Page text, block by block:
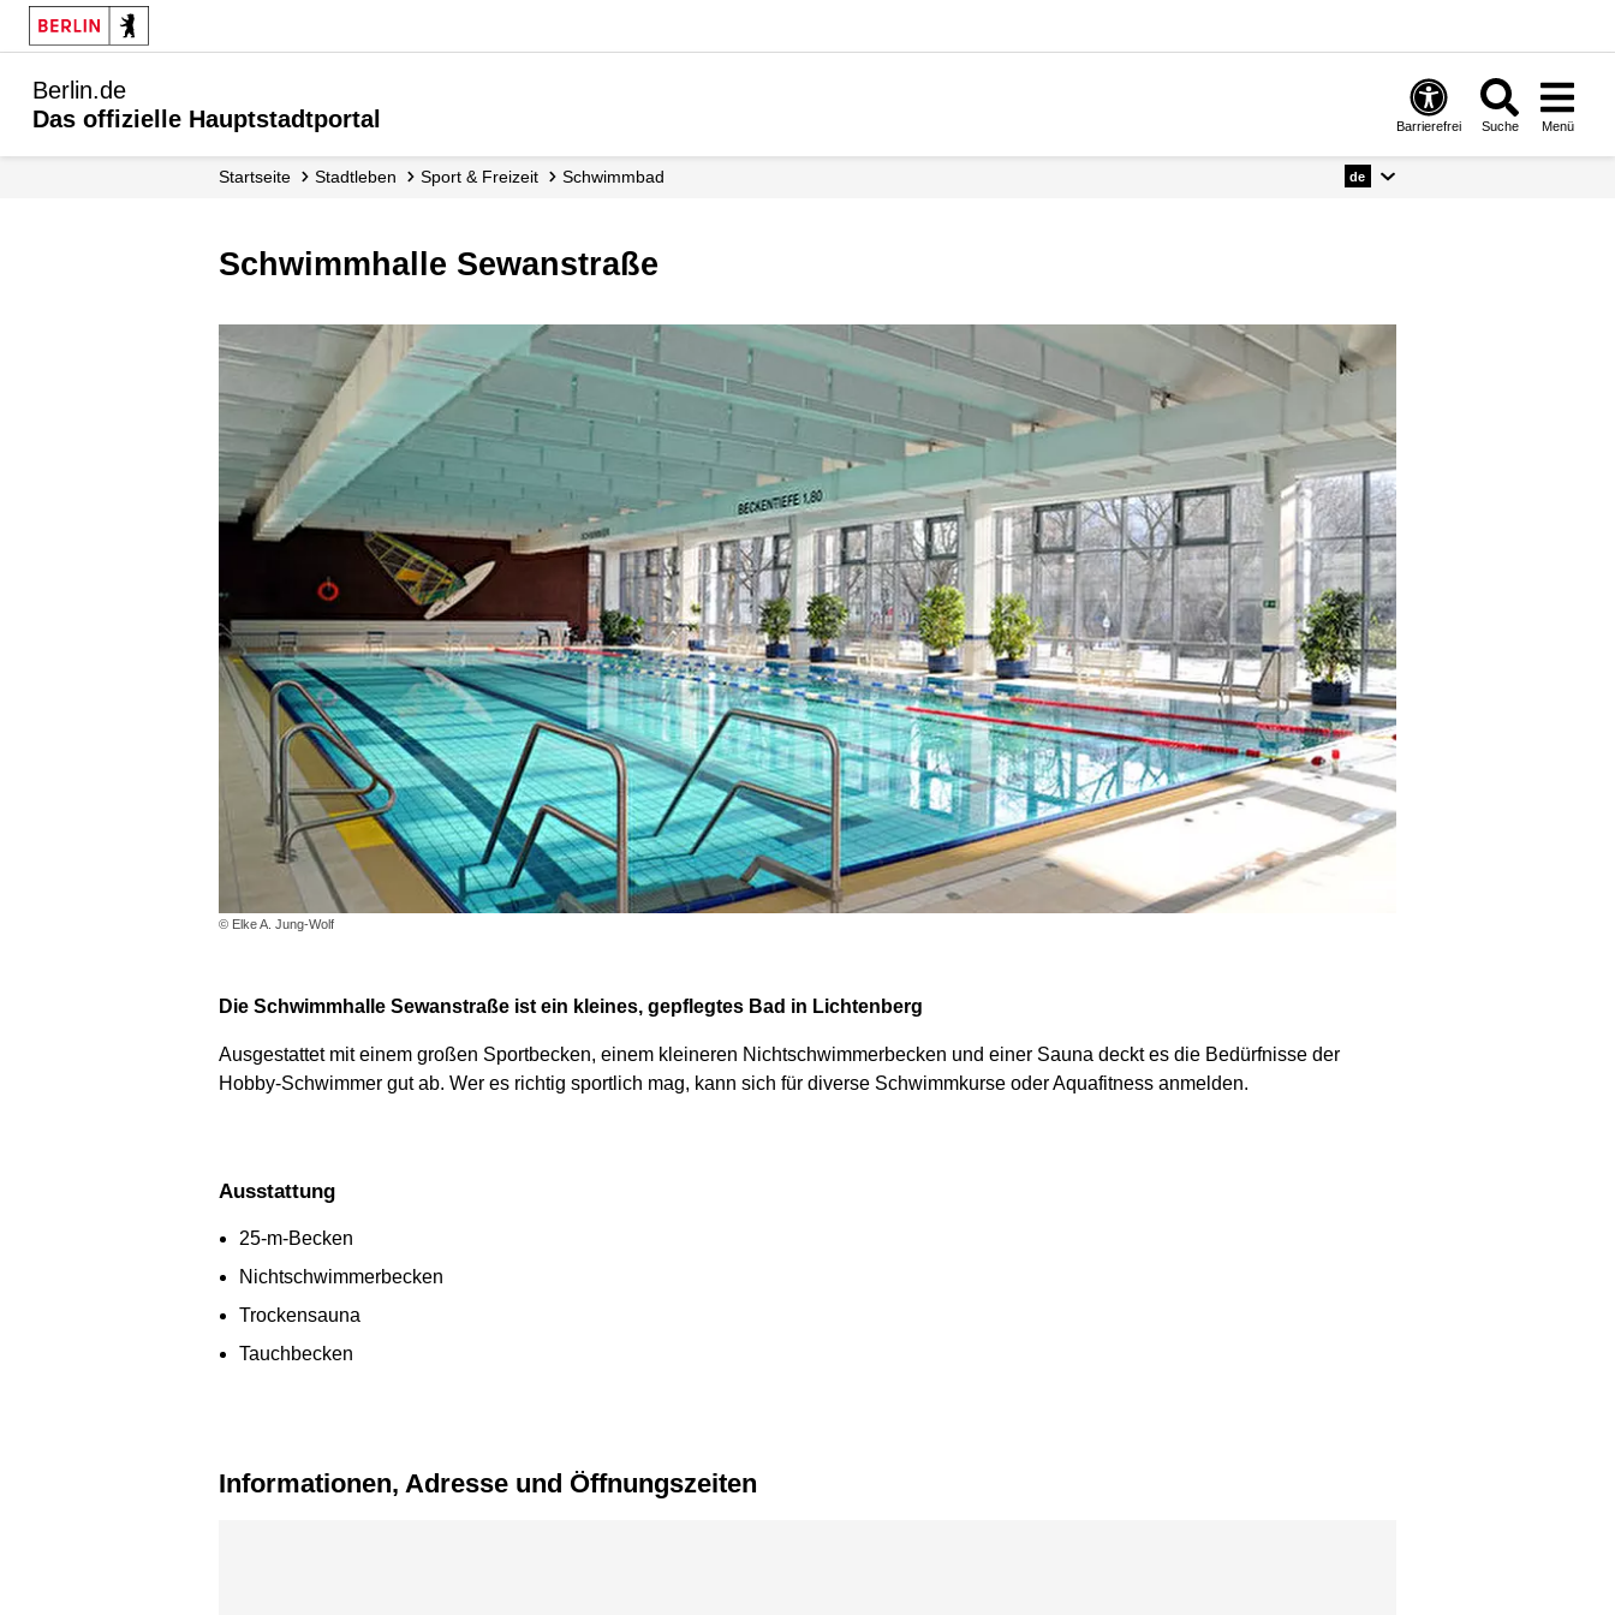
Berlin.de
Das offizielle Hauptstadtportal
Barrierefrei Suche Menü
Startseite Stadtleben Sport & Freizeit Schwimmbad de
Schwimmhalle Sewanstraße
© Elke A. Jung-Wolf
Die Schwimmhalle Sewanstraße ist ein kleines, gepflegtes Bad in Lichtenberg
Ausgestattet mit einem großen Sportbecken, einem kleineren Nichtschwimmerbecken und einer Sauna deckt es die Bedürfnisse der
Hobby-Schwimmer gut ab. Wer es richtig sportlich mag, kann sich für diverse Schwimmkurse oder Aquafitness anmelden.
Ausstattung
25-m-Becken
Nichtschwimmerbecken
Trockensauna
Tauchbecken
Informationen, Adresse und Öffnungszeiten